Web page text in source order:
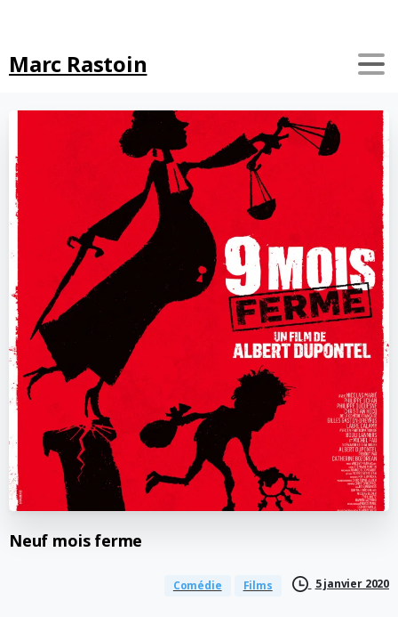
Marc Rastoin
Neuf mois ferme
Comédie Films 5 janvier 2020